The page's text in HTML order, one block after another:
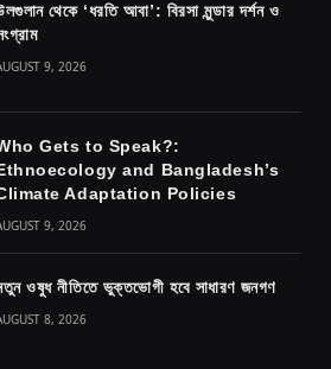
থেকে ‘ধরতি আবা’: বিরসা মুন্ডার দর্শন ও
9, 2026
Gets to Speak?:
and Bangladesh’s
Adaptation Policies
9, 2026
ওষুধ নীতিতে ভুক্তভোগী হবে সাধারণ জনগণ
8, 2026